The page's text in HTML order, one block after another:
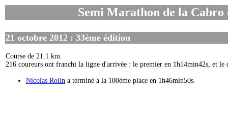
Semi Marathon de la
21 octobre 2012 : 33ème édition
Course de 21.1 km.
216 coureurs ont franchi la ligne d'arrivée : le premier en 1h14min42s, et le
Nicolas Rolin a terminé à la 100ème place en 1h46min50s.